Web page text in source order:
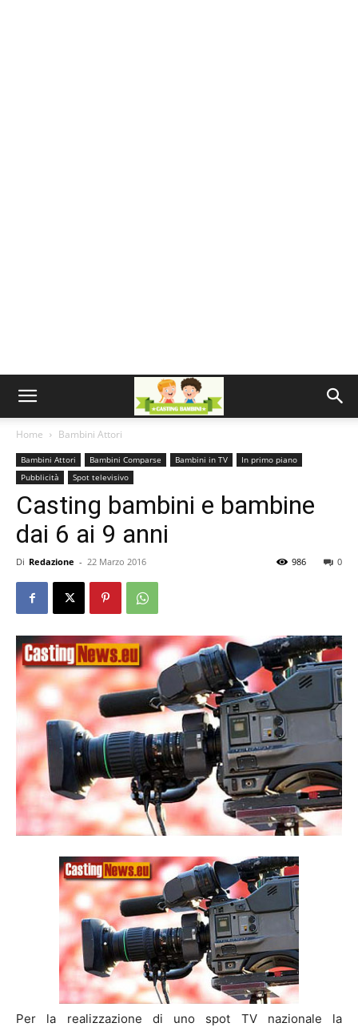
Home Bambini Attori
Bambini Attori Bambini Comparse Bambini in TV
In primo piano
Pubblicità
Spot televisivo
Casting bambini e bambine
dai 6 ai 9 anni
Di Redazione - 22 Marzo 2016 0
986
Per la realizzazione di uno spot TV nazionale la